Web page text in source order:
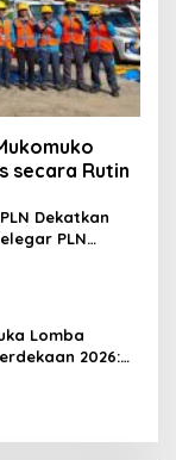
secara Rutin
Dekatkan
PLN
Lomba
2026: